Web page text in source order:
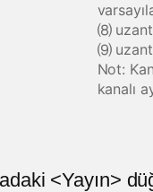
⑻
⑼
Not:
kanalı
<Yayın>